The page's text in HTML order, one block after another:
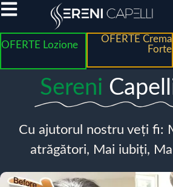
OFERTE Lozione
OFERTE Crema
Forte
Sereni
Cu ajutorul nostru veți fi:
atrăgători, Mai iubiți,